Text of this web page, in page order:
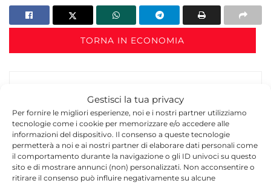
Gestisci la tua privacy
Per fornire le migliori esperienze, noi e i nostri partner utilizziamo
tecnologie come i cookie per memorizzare e/o accedere alle
informazioni del dispositivo. Il consenso a queste tecnologie
permetterà a noi e ai nostri partner di elaborare dati personali come
il comportamento durante la navigazione o gli ID univoci su questo
sito e di mostrare annunci (non) personalizzati. Non acconsentire o
ritirare il consenso può influire negativamente su alcune
TORNA IN ECONOMIA
Redazione
La redazione di Quotidianodiragusa.it è composta
da giornalisti, collaboratori e professionisti